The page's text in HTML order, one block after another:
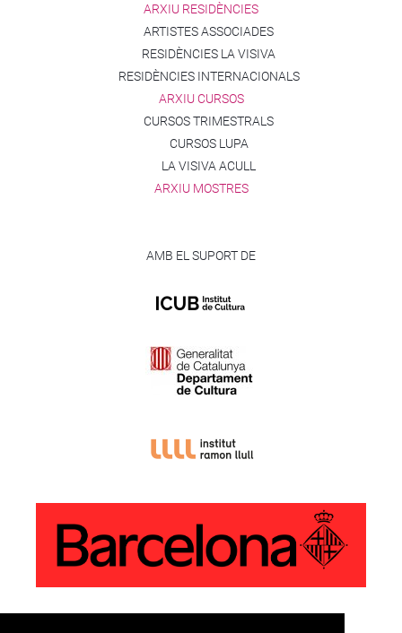
ARXIU RESIDÈNCIES
ARTISTES ASSOCIADES
RESIDÈNCIES LA VISIVA
RESIDÈNCIES INTERNACIONALS
ARXIU CURSOS
CURSOS TRIMESTRALS
CURSOS LUPA
LA VISIVA ACULL
ARXIU MOSTRES
AMB EL SUPORT DE